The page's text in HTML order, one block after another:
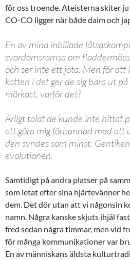
för oss troende. Ateisterna skiter
CO-CO ligger när både daim och
En av mina inbillade
svordomsramsa om
och ser inte ett jota. Men för att
katten i det ger de sig bara ut
mörkast, varför det?
Ärligt talat de kunde inte hittat
att göra mig förbannad med att
den syndes som minst.
evolutionen.
Samtidigt på andra platser på
som letat efter sina hjärtevänner
dem. Det dör utan att vi någonsin
namn. Några kanske skjuts ihjäl
fred sedan några timmar, men vid
för många kommunikationer var
En av människans äldsta